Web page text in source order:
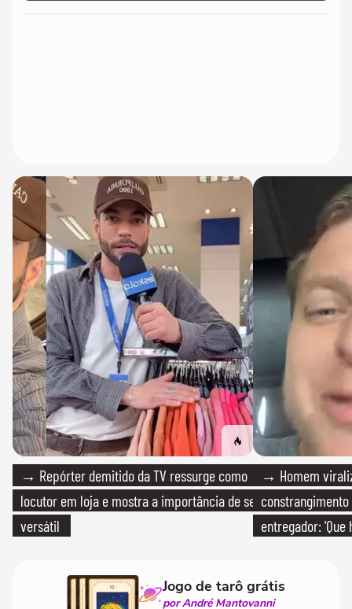
→ Repórter demitido da TV ressurge como
locutor em loja e mostra a importância de ser
versátil
→ Homem
entregador: 'Que
Jogo de tarô grátis
por André Mantovanni